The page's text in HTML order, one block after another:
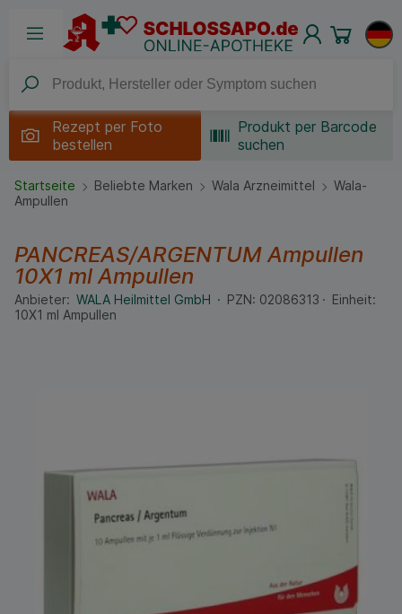
Rezept per Foto
bestellen
Produkt per Barcode
suchen
Startseite Beliebte Marken Wala Arzneimittel
Wala-
Ampullen
PANCREAS/ARGENTUM Ampullen
10X1 mlAmpullen
Anbieter: WALA Heilmittel GmbH PZN: 02086313
Einheit:
10X1 ml Ampullen